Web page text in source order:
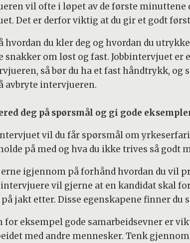
vil ofte i løpet av de første minuttene
Det er derfor viktig at du gir et godt
hvordan du kler deg og hvordan du
snakker om løst og fast. Jobbintervjuet
så bør du ha et fast håndtrykk,
avbryte intervjueren.
deg på spørsmål og gi gode
vil du får spørsmål om
på med og hva du ikke trives så godt
igjennom på forhånd hvordan du vil
vil gjerne at en kandidat skal
jakt etter. Disse egenskapene finner
for eksempel gode samarbeidsevner er
med andre mennesker. Tenk